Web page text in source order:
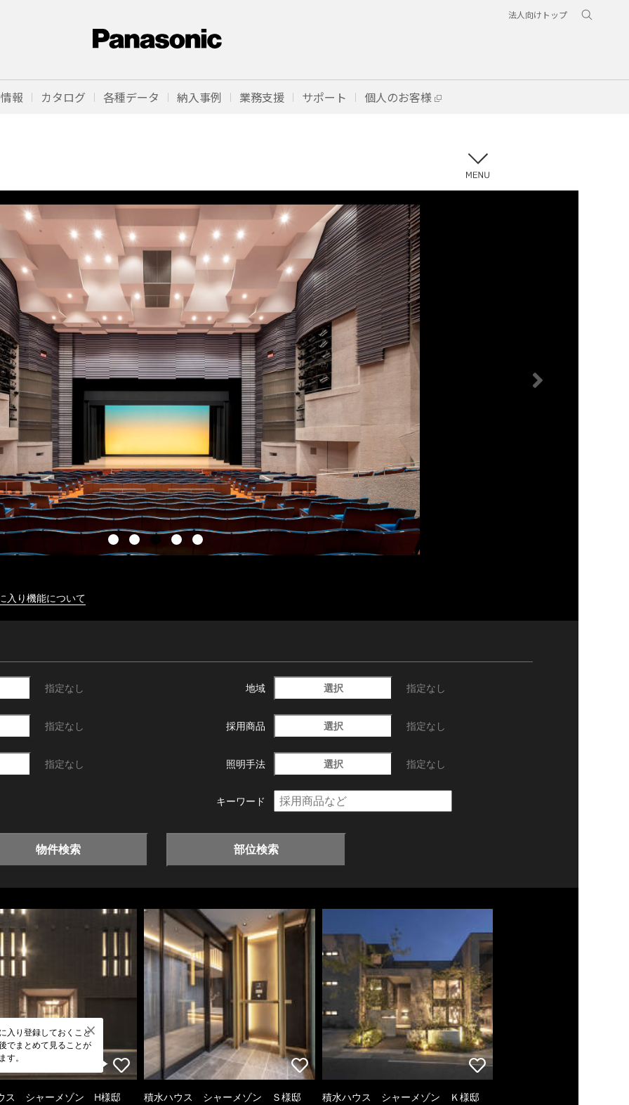
法人向けトップ
報 カタログ 各種データ 納入事例 業務支援 サポート 個人のお客様
入り機能について
指定なし 地域 選択 指定なし
指定なし 採用商品 選択 指定なし
指定なし 照明手法 選択 指定なし
キーワード
物件検索 部位検索
入り登録しておくこと
でまとめて見ることが
す。
ス シャーメゾン H様邸 積水ハウス シャーメゾン Ｓ様邸 積水ハウス シャーメゾン Ｋ様邸